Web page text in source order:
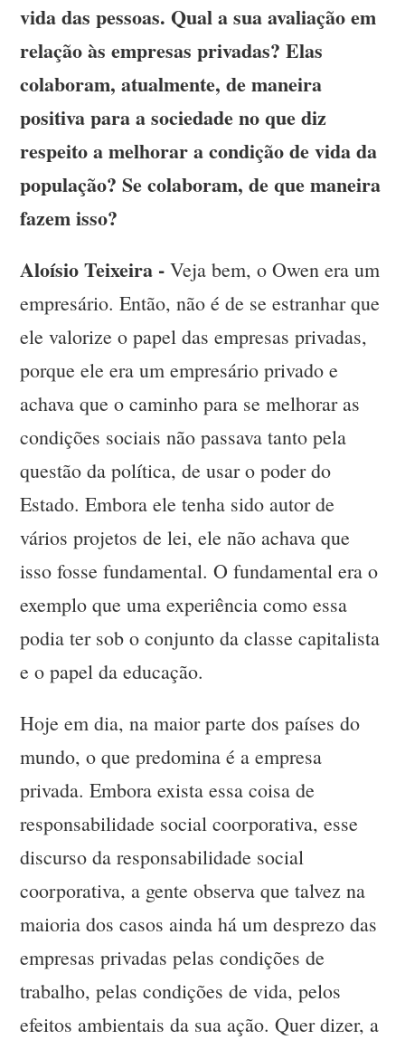
vida das pessoas. Qual a sua avaliação em
relação às empresas privadas? Elas
colaboram, atualmente, de maneira
positiva para a sociedade no que diz
respeito a melhorar a condição de vida da
população? Se colaboram, de que maneira
fazem isso?
Aloísio Teixeira - Veja bem, o Owen era um
empresário. Então, não é de se estranhar que
ele valorize o papel das empresas privadas,
porque ele era um empresário privado e
achava que o caminho para se melhorar as
condições sociais não passava tanto pela
questão da política, de usar o poder do
Estado. Embora ele tenha sido autor de
vários projetos de lei, ele não achava que
isso fosse fundamental. O fundamental era o
exemplo que uma experiência como essa
podia ter sob o conjunto da classe capitalista
e o papel da educação.
Hoje em dia, na maior parte dos países do
mundo, o que predomina é a empresa
privada. Embora exista essa coisa de
responsabilidade social coorporativa, esse
discurso da responsabilidade social
coorporativa, a gente observa que talvez na
maioria dos casos ainda há um desprezo das
empresas privadas pelas condições de
trabalho, pelas condições de vida, pelos
efeitos ambientais da sua ação. Quer dizer, a